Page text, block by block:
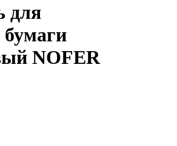
для
бумаги
NOFER